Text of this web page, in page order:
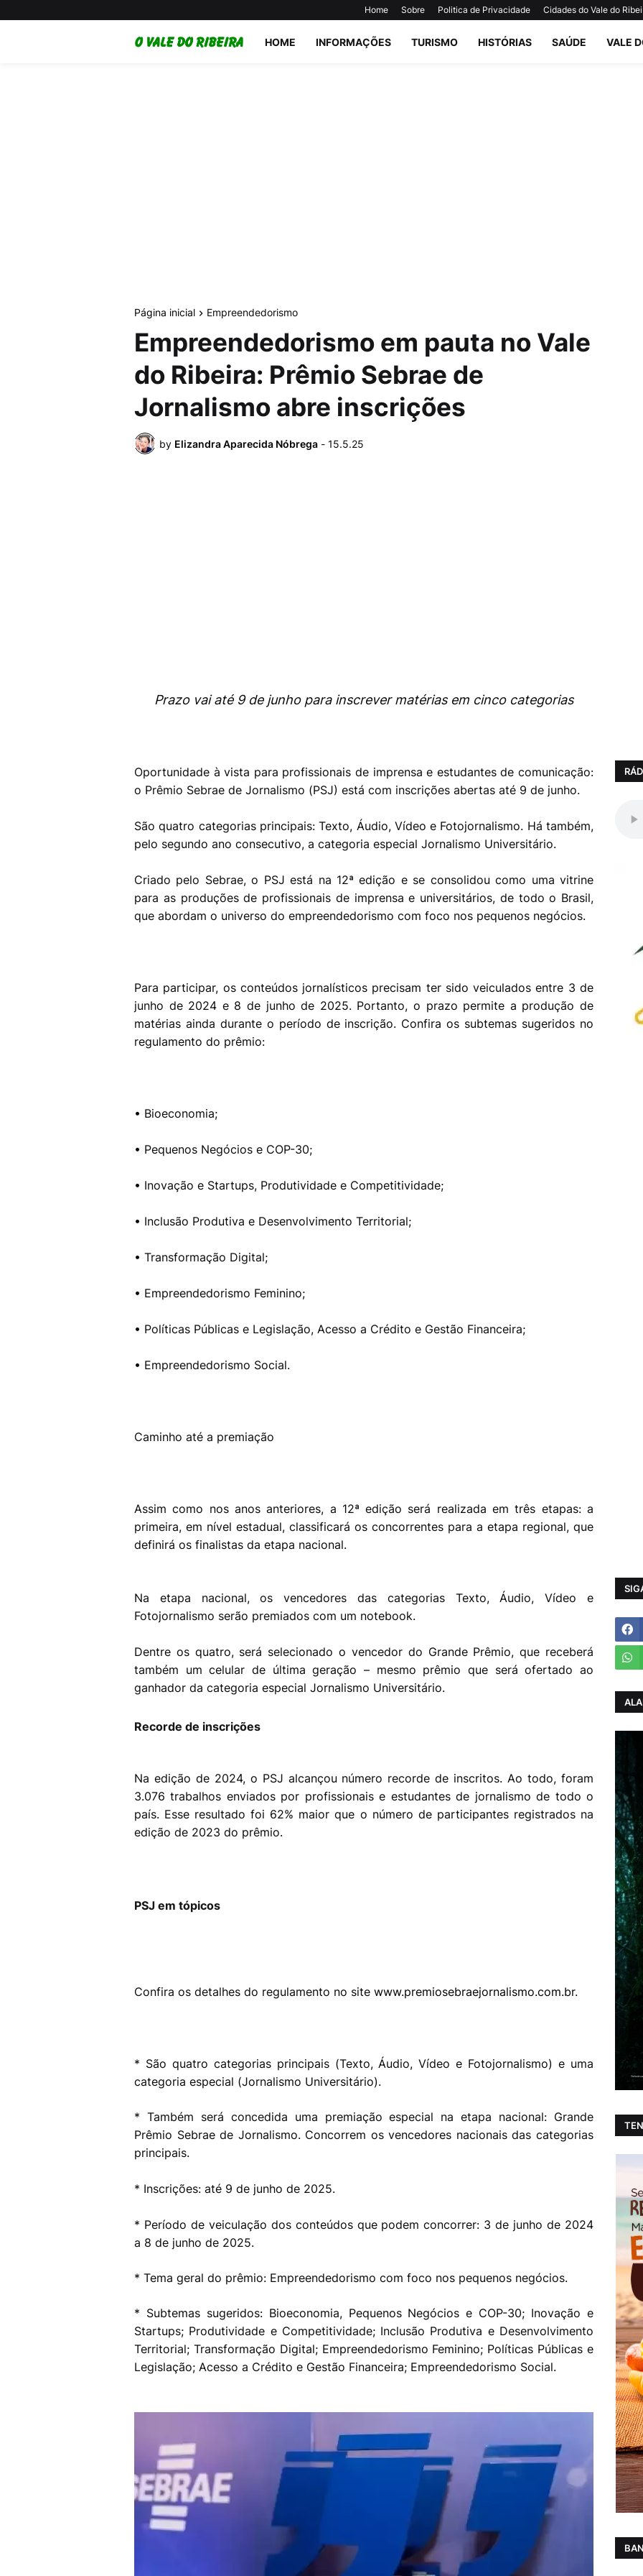
Home Sobre Politica de Privacidade Cidades do Vale do
HOME INFORMAÇÕES TURISMO HISTÓRIAS SAÚDE VALE
Página inicial Empreendedorismo
Empreendedorismo em pauta no Vale
do Ribeira: Prêmio Sebrae de
Jornalismo abre inscrições
by Elizandra Aparecida Nóbrega - 15.5.25
Prazo vai até 9 de junho para inscrever matérias em cinco categorias
Oportunidade à vista para profissionais de imprensa e estudantes de comunicação:
o Prêmio Sebrae de Jornalismo (PSJ) está com inscrições abertas até 9 de junho.
São quatro categorias principais: Texto, Áudio, Vídeo e Fotojornalismo. Há também,
pelo segundo ano consecutivo, a categoria especial Jornalismo Universitário.
Criado pelo Sebrae, o PSJ está na 12ª edição e se consolidou como uma vitrine
para as produções de profissionais de imprensa e universitários, de todo o Brasil,
que abordam o universo do empreendedorismo com foco nos pequenos negócios.
Para participar, os conteúdos jornalísticos precisam ter sido veiculados entre 3 de
junho de 2024 e 8 de junho de 2025. Portanto, o prazo permite a produção de
matérias ainda durante o período de inscrição. Confira os subtemas sugeridos no
regulamento do prêmio:
• Bioeconomia;
• Pequenos Negócios e COP-30;
• Inovação e Startups, Produtividade e Competitividade;
• Inclusão Produtiva e Desenvolvimento Territorial;
• Transformação Digital;
• Empreendedorismo Feminino;
• Políticas Públicas e Legislação, Acesso a Crédito e Gestão Financeira;
• Empreendedorismo Social.
Caminho até a premiação
Assim como nos anos anteriores, a 12ª edição será realizada em três etapas: a
primeira, em nível estadual, classificará os concorrentes para a etapa regional, que
definirá os finalistas da etapa nacional.
Na etapa nacional, os vencedores das categorias Texto, Áudio, Vídeo e
Fotojornalismo serão premiados com um notebook.
Dentre os quatro, será selecionado o vencedor do Grande Prêmio, que receberá
também um celular de última geração – mesmo prêmio que será ofertado ao
ganhador da categoria especial Jornalismo Universitário.
Recorde de inscrições
Na edição de 2024, o PSJ alcançou número recorde de inscritos. Ao todo, foram
3.076 trabalhos enviados por profissionais e estudantes de jornalismo de todo o
país. Esse resultado foi 62% maior que o número de participantes registrados na
edição de 2023 do prêmio.
PSJ em tópicos
Confira os detalhes do regulamento no site www.premiosebraejornalismo.com.br.
* São quatro categorias principais (Texto, Áudio, Vídeo e Fotojornalismo) e uma
categoria especial (Jornalismo Universitário).
* Também será concedida uma premiação especial na etapa nacional: Grande
Prêmio Sebrae de Jornalismo. Concorrem os vencedores nacionais das categorias
principais.
* Inscrições: até 9 de junho de 2025.
* Período de veiculação dos conteúdos que podem concorrer: 3 de junho de 2024
a 8 de junho de 2025.
* Tema geral do prêmio: Empreendedorismo com foco nos pequenos negócios.
* Subtemas sugeridos: Bioeconomia, Pequenos Negócios e COP-30; Inovação e
Startups; Produtividade e Competitividade; Inclusão Produtiva e Desenvolvimento
Territorial; Transformação Digital; Empreendedorismo Feminino; Políticas Públicas e
Legislação; Acesso a Crédito e Gestão Financeira; Empreendedorismo Social.